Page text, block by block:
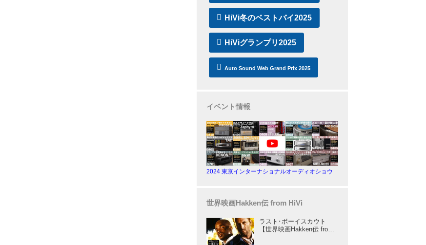
HiVi冬のベストバイ2025
HiViグランプリ2025
Auto Sound Web Grand Prix 2025
イベント情報
2024 東京インターナショナルオーディオショウ
世界映画Hakken伝 from HiVi
ラスト･ボーイスカウト
【世界映画Hakken伝 from